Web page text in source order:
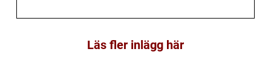
Läs fler inlägg här